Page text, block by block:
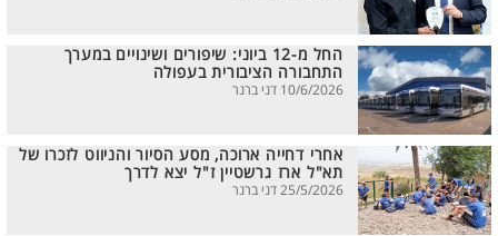
החל מ-12 ביוני: שיפורים ושינויים במערך
התחבורה הציבורית בעפולה
10/6/2026 דני ברנר
אחרי דחייה ארוכה, מסע הסיור והניווט לזכרו של
תא"ל ארז גרשטיין ז"ל יצא לדרך
25/5/2026 דני ברנר